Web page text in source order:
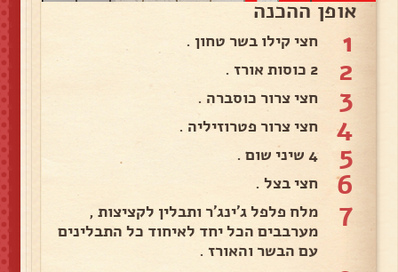
אופן ההכנה
1 חצי קילו בשר טחון .
2 2 כוסות אורז .
3 חצי צרור כוסברה .
4 חצי צרור פטרוזיליה .
5 4 שיני שום .
6 חצי בצל .
7
מלח פלפל ג'ינג'ר ותבלין לקציצות ,
מערבבים הכל יחד לאיחוד כל התבלינים
עם הבשר והאורז .